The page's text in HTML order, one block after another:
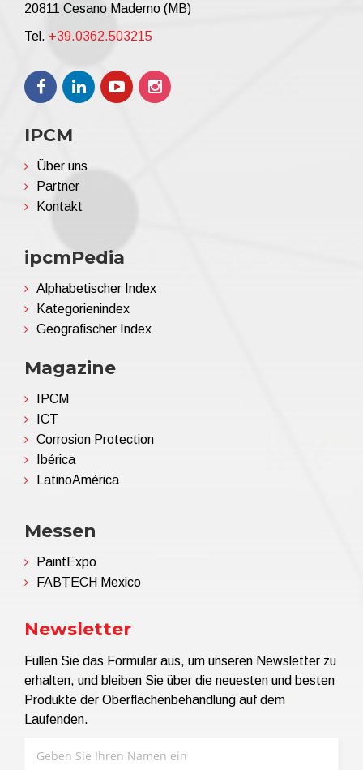
20811 Cesano Maderno (MB)
Tel. +39.0362.503215
IPCM
Über uns
Partner
Kontakt
ipcmPedia
Alphabetischer Index
Kategorienindex
Geografischer Index
Magazine
IPCM
ICT
Corrosion Protection
Ibérica
LatinoAmérica
Messen
PaintExpo
FABTECH Mexico
Newsletter
Füllen Sie das Formular aus, um unseren Newsletter zu
erhalten, und bleiben Sie über die neuesten und besten
Produkte der Oberflächenbehandlung auf dem
Laufenden.